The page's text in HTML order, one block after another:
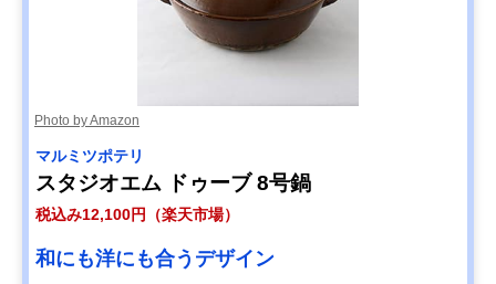
Photo by Amazon
マルミツポテリ
スタジオエム ドゥーブ 8号鍋
税込み12,100円（楽天市場）
和にも洋にも合うデザイン